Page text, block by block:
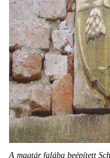
A magtár falába beépített